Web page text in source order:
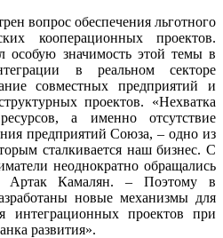
вопрос обеспечения льготного
кооперационных проектов.
особую значимость этой темы в
в реальном секторе
совместных предприятий и
проектов. «Нехватка
а именно отсутствие
предприятий Союза, – одно из
сталкивается наш бизнес. С
неоднократно обращались
Камалян. – Поэтому в
новые механизмы для
интеграционных проектов при
развития».